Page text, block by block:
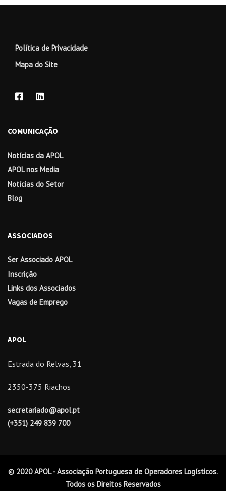
Política de Privacidade
Mapa do Site
COMUNICAÇÃO
Notícias da APOL
APOL nos Media
Notícias do Setor
Blog
ASSOCIADOS
Ser Associado APOL
Inscrição
Links dos Associados
Vagas de Emprego
APOL
Estrada do Relvas, 31
2350-375 Riachos
secretariado@apol.pt
(+351) 249 839 700
© 2020 APOL - Associação Portuguesa de Operadores Logísticos.
Todos os Direitos Reservados